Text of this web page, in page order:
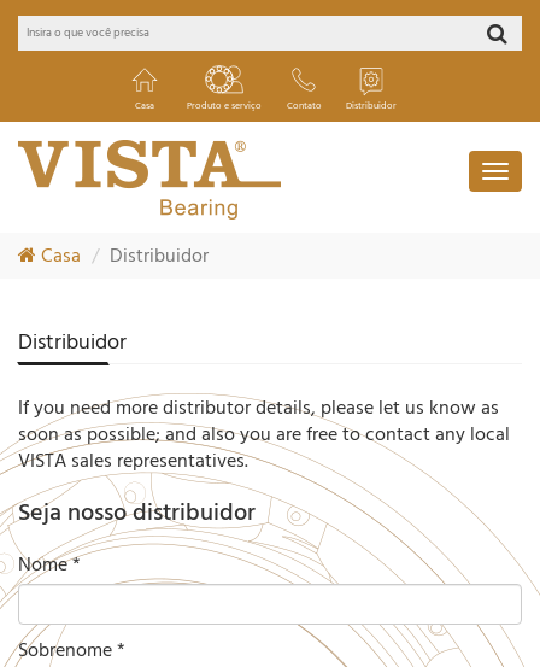
Casa Produto e serviço Contato Distribuidor
Casa Distribuidor
Distribuidor
If you need more distributor details, please let us know as
soon as possible; and also you are free to contact any local
VISTA sales representatives.
Seja nosso distribuidor
Nome*
Sobrenome*